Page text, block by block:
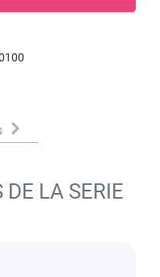
DE LA SERIE